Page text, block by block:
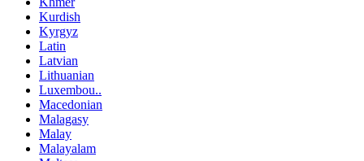
Kurdish
Kyrgyz
Latin
Latvian
Lithuanian
Luxembou..
Macedonian
Malagasy
Malay
Malayalam